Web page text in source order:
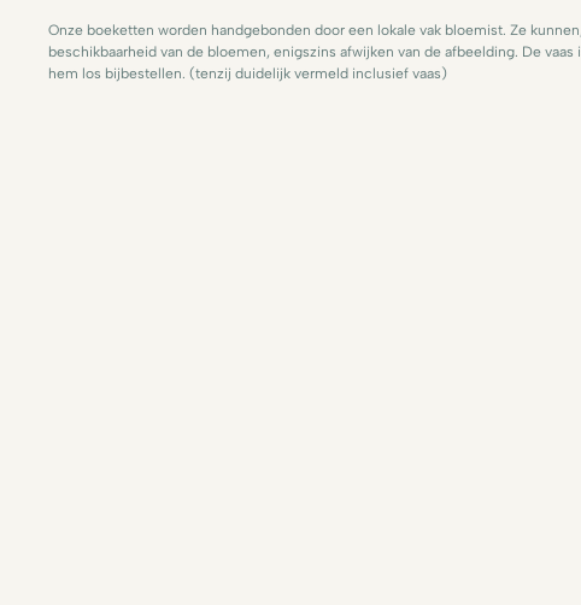
Onze boeketten worden handgebonden door een lokale vak bloemist. Ze
beschikbaarheid van de bloemen, enigszins afwijken van de afbeelding. De vaas
hem los bijbestellen. (tenzij duidelijk vermeld inclusief vaas)